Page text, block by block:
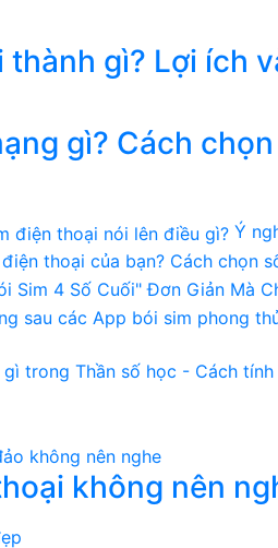
gì? Lợi ích
gì? Cách
Ý
không nên